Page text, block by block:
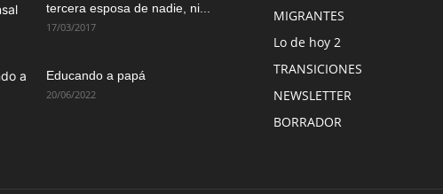
tercera esposa de nadie, ni...
17/03/2017
Educando a papá
20/06/2022
MIGRANTES
Lo de hoy 2
TRANSICIONES
NEWSLETTER
BORRADOR